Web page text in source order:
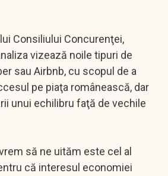
Consiliului Concurenţei,
vizează noile tipuri de
sau Airbnb, cu scopul de a
pe piaţa românească, dar
unui echilibru faţă de vechile
să ne uităm este cel al
că interesul economiei